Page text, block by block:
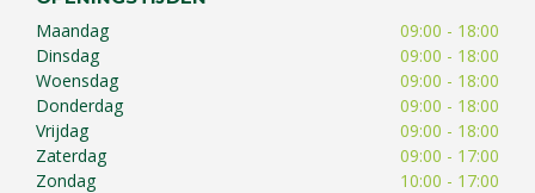
Maandag
09:00 - 18:00
Dinsdag
09:00 - 18:00
Woensdag
09:00 - 18:00
Donderdag
09:00 - 18:00
Vrijdag
09:00 - 18:00
Zaterdag
09:00 - 17:00
Zondag
10:00 - 17:00